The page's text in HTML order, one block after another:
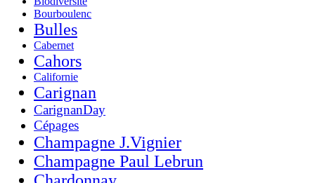
Bourboulenc
Bulles
Cabernet
Cahors
Californie
Carignan
CarignanDay
Cépages
Champagne J.Vignier
Champagne Paul Lebrun